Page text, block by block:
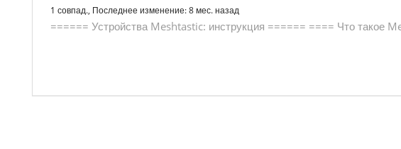
1 совпад., Последнее изменение:8 мес. назад
====== Устройства Meshtastic: инструкция ====== ==== Что такое M